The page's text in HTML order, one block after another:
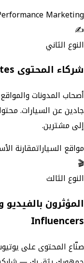
Marketing
✍️
النوع الثاني
شركاء المحتوى Content Affiliates
أصحاب المدونات
جادين عن السيارات.
إلى مشترين.
مواقع السياراتمقارنة
🎬
النوع الثالث
Influencers
صنّاع المحتوى على